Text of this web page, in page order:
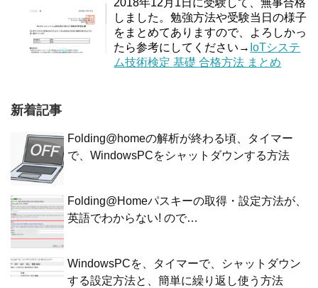
2018年12月1日に受験して、無事合格
しました。勉強方法や受験当日の様子
をまとめてありますので、よろしかっ
たら参考にしてください→ IoTシステ
ム技術検定 基礎 合格方法 まとめ
新着記事
Folding@homeの解析が終わる頃、タイマー
で、WindowsPCをシャットダウンする方法
Folding@Homeパスキーの取得・設定方法が、
英語でわからない! ので…
WindowsPCを、タイマーで、シャットダウン
する設定方法と、簡単に繰り返し使う方法